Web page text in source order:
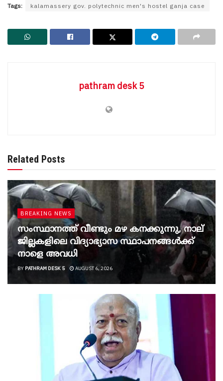
Tags: kalamassery gov. polytechnic men's hostel ganja case
pathram desk 5
Related Posts
BREAKING NEWS
സംസ്ഥാനത്ത് വീണ്ടും മഴ കനക്കുന്നു, നാല്
ജില്ലകളിലെ വിദ്യാഭ്യാസ സ്ഥാപനങ്ങൾക്ക്
നാളെ അവധി
BY PATHRAM DESK 5 AUGUST 6, 2026